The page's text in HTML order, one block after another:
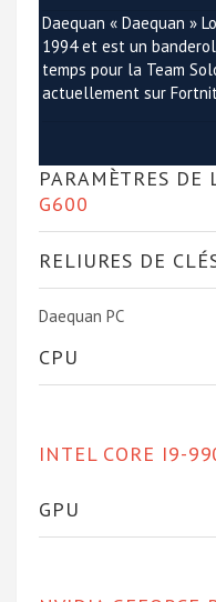
Daequan « Daequan »
1994 et est un
temps pour la Team
actuellement sur
PARAMÈTRES DE
G600
RELIURES DE
Daequan PC
CPU
INTEL CORE I9-
GPU